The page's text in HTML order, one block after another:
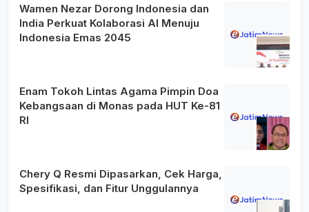
Wamen Nezar Dorong Indonesia dan
India Perkuat Kolaborasi AI Menuju
Indonesia Emas 2045
Enam Tokoh Lintas Agama Pimpin Doa
Kebangsaan di Monas pada HUT Ke-81
RI
Chery Q Resmi Dipasarkan, Cek Harga,
Spesifikasi, dan Fitur Unggulannya